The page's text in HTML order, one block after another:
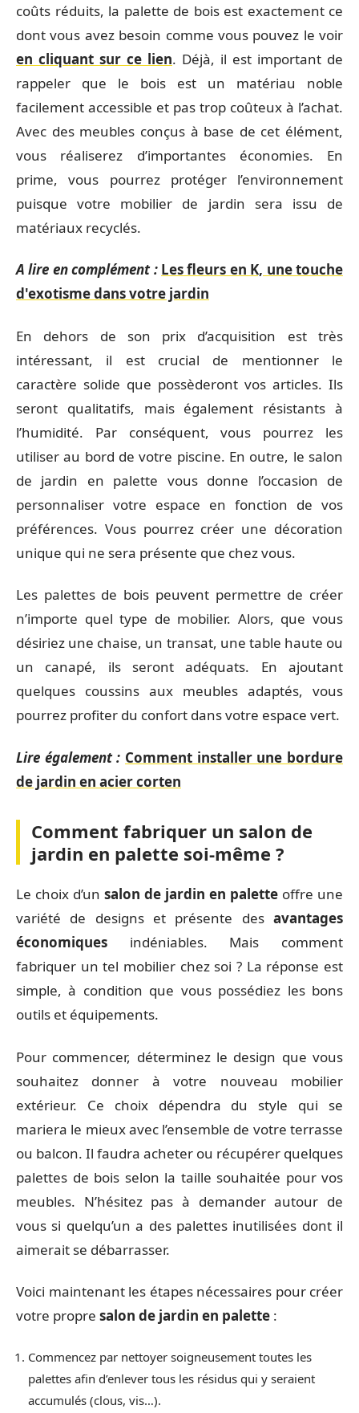
coûts réduits, la palette de bois est exactement ce
dont vous avez besoin comme vous pouvez le voir
en cliquant sur ce lien. Déjà, il est important de
rappeler que le bois est un matériau noble
facilement accessible et pas trop coûteux à l’achat.
Avec des meubles conçus à base de cet élément,
vous réaliserez d’importantes économies. En
prime, vous pourrez protéger l’environnement
puisque votre mobilier de jardin sera issu de
matériaux recyclés.
A lire en complément : Les fleurs en K, une touche
d'exotisme dans votre jardin
En dehors de son prix d’acquisition est très
intéressant, il est crucial de mentionner le
caractère solide que possèderont vos articles. Ils
seront qualitatifs, mais également résistants à
l’humidité. Par conséquent, vous pourrez les
utiliser au bord de votre piscine. En outre, le salon
de jardin en palette vous donne l’occasion de
personnaliser votre espace en fonction de vos
préférences. Vous pourrez créer une décoration
unique qui ne sera présente que chez vous.
Les palettes de bois peuvent permettre de créer
n’importe quel type de mobilier. Alors, que vous
désiriez une chaise, un transat, une table haute ou
un canapé, ils seront adéquats. En ajoutant
quelques coussins aux meubles adaptés, vous
pourrez profiter du confort dans votre espace vert.
Lire également : Comment installer une bordure
de jardin en acier corten
Comment fabriquer un salon de
jardin en palette soi-même ?
Le choix d’un salon de jardin en palette offre une
variété de designs et présente des avantages
économiques indéniables. Mais comment
fabriquer un tel mobilier chez soi ? La réponse est
simple, à condition que vous possédiez les bons
outils et équipements.
Pour commencer, déterminez le design que vous
souhaitez donner à votre nouveau mobilier
extérieur. Ce choix dépendra du style qui se
mariera le mieux avec l’ensemble de votre terrasse
ou balcon. Il faudra acheter ou récupérer quelques
palettes de bois selon la taille souhaitée pour vos
meubles. N’hésitez pas à demander autour de
vous si quelqu’un a des palettes inutilisées dont il
aimerait se débarrasser.
Voici maintenant les étapes nécessaires pour créer
votre propre salon de jardin en palette :
Commencez par nettoyer soigneusement toutes les
palettes afin d’enlever tous les résidus qui y seraient
accumulés (clous, vis…).